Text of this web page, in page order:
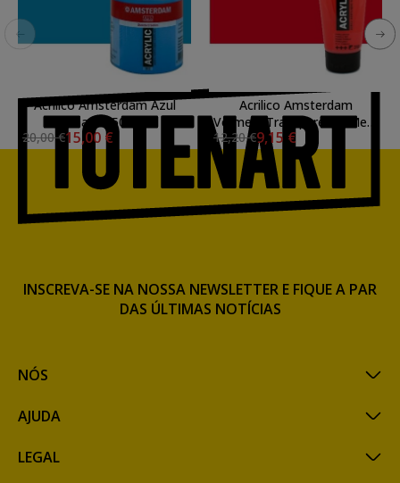
Acrilico Amsterdam Azul
Brilhante 500 ml.
20,00 €15,00 €
Acrilico Amsterdam
Vermelo Transparente Meio
250 ml.
12,20 €9,15 €
NÓS
AJUDA
LEGAL
INSCREVA-SE NA NOSSA NEWSLETTER E FIQUE A PAR
DAS ÚLTIMAS NOTÍCIAS